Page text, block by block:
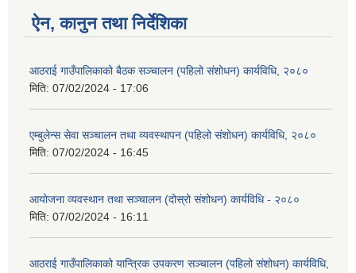
ऐन, कानुन तथा निर्देशिका
आठराई गाउँपालिकाको बैठक सञ्चालन (पहिलो संशोधन) कार्यविधि, २०८०
मिति: 07/02/2024 - 17:06
एम्बुलेन्स सेवा सञ्चालन तथा व्यवस्थापन (पहिलो संशोधन) कार्यविधि, २०८०
मिति: 07/02/2024 - 16:45
आयोजना व्यवस्थान तथा सञ्चालन (दोस्रो संशोधन) कार्यविधि - २०८०
मिति: 07/02/2024 - 16:11
आठराई गाउँपालिकाको यान्त्रिक उपकरण सञ्चालन (पहिलो संशोधन) कार्यविधि,